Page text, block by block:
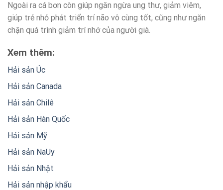
Ngoài ra cá bơn còn giúp ngăn ngừa ung thư, giảm viêm,
giúp trẻ nhỏ phát triển trí não vô cùng tốt, cũng như ngăn
chặn quá trình giảm trí nhớ của người già.
Xem thêm:
Hải sản Úc
Hải sản Canada
Hải sản Chilê
Hải sản Hàn Quốc
Hải sản Mỹ
Hải sản NaUy
Hải sản Nhật
Hải sản nhập khẩu